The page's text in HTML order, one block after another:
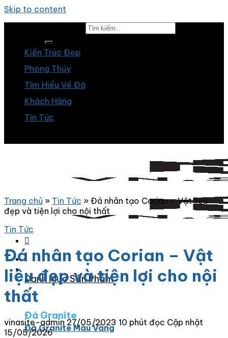
Skip to content
Kiến Trúc Đẹp
Phong Thủy
Tìm Hiểu Về Đá
Khách Hàng
Tin Tức
Danh Mục Sản Phẩm
Đá Granite
Đá Granite Màu Vàng
Trang chủ » Tin Tức » Đá nhân tạo Corian – Vật liệu
đẹp và tiện lợi cho nội thất
Tin Tức
Đá nhân tạo Corian – Vật
liệu đẹp và tiện lợi cho nội
thất
vinasite-admin 27/05/2023 10 phút đọc Cập nhật
15/05/2026